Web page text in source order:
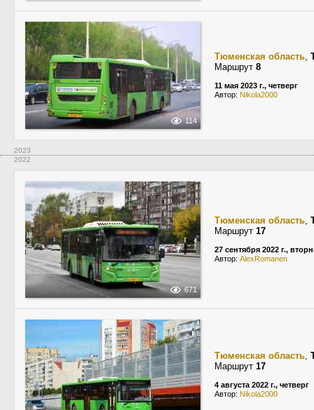
114
Тюменская область,
Маршрут 8
11 мая 2023 г., четверг
Автор: Nikola2000
2023
2022
671
Тюменская область,
Маршрут 17
27 сентября 2022 г.,
Автор: AlexRomanen
Тюменская область,
Маршрут 17
4 августа 2022 г., четверг
Автор: Nikola2000